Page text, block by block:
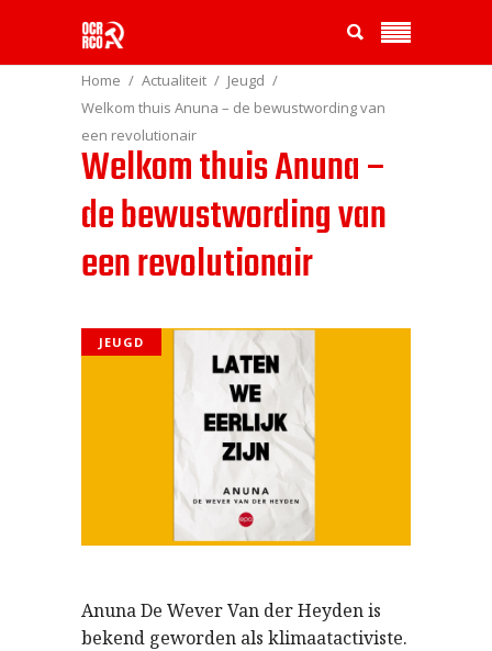
Home Actualiteit
Jeugd
Welkom thuis Anuna – de bewustwording van
een revolutionair
Welkom thuis Anuna –
de bewustwording van
een revolutionair
JEUGD
Anuna De Wever Van der Heyden is
bekend geworden als klimaatactiviste.